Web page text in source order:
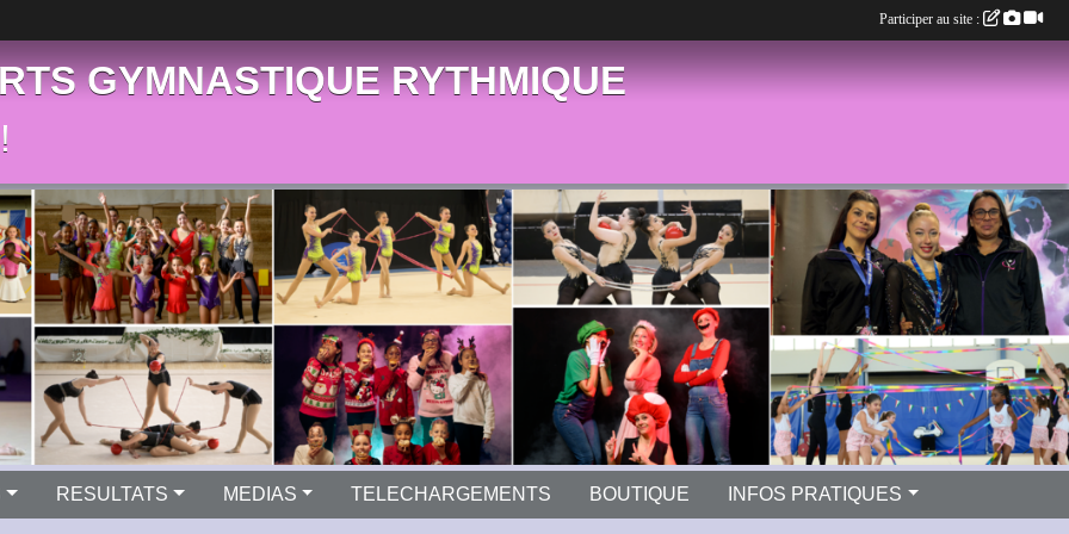
GYMNASTIQUE RYTHMIQUE
RESULTATS MEDIAS TELECHARGEMENTS BOUTIQUE INFOS PRATIQUES
Participer au site :